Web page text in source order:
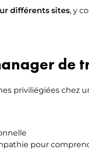
différents sites, y
de
priviliégiées chez
pour